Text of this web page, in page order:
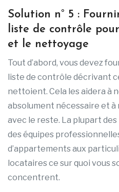
Solution n° 5 :
liste de contrôle
et le nettoyage
Tout d’abord, vous devez
liste de contrôle décrivant
nettoient. Cela les aidera à
absolument nécessaire et à
avec le reste. La plupart
des équipes
d’appartements aux
locataires ce sur quoi vous
concentrent.